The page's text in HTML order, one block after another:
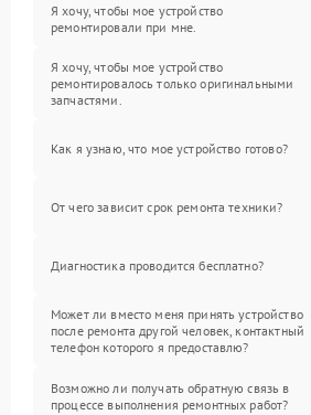
Я хочу, чтобы мое устройство
ремонтировали при мне.
Я хочу, чтобы мое устройство
ремонтировалось только оригинальными
запчастями.
Как я узнаю, что мое устройство готово?
От чего зависит срок ремонта техники?
Диагностика проводится бесплатно?
Может ли вместо меня принять устройство
после ремонта другой человек, контактный
телефон которого я предоставлю?
Возможно ли получать обратную связь в
процессе выполнения ремонтных работ?